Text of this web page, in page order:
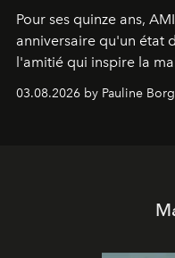
Pour ses quinze ans,
anniversaire qu'un état
l'amitié qui inspire la
03.08.2026 by Pauline